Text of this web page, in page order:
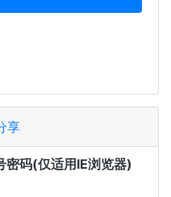
享
密码(仅适用IE浏览器)